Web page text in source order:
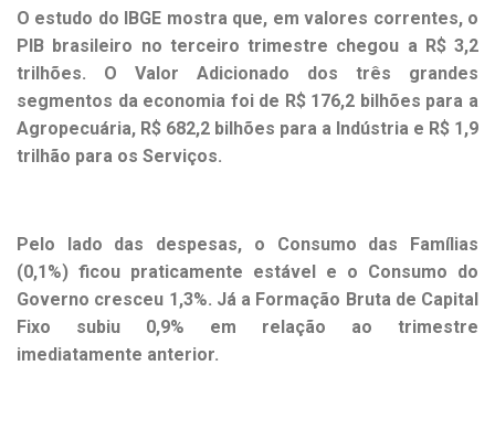
O estudo do IBGE mostra que, em valores correntes, o
PIB brasileiro no terceiro trimestre chegou a R$ 3,2
trilhões. O Valor Adicionado dos três grandes
segmentos da economia foi de R$ 176,2 bilhões para a
Agropecuária, R$ 682,2 bilhões para a Indústria e R$ 1,9
trilhão para os Serviços.
Pelo lado das despesas, o Consumo das Famílias
(0,1%) ficou praticamente estável e o Consumo do
Governo cresceu 1,3%. Já a Formação Bruta de Capital
Fixo subiu 0,9% em relação ao trimestre
imediatamente anterior.